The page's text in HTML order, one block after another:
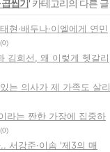
씹기 ' 카테고리의 다른 글
현·배두나·이엘에게 연민
(0)
김희선, 왜 이렇게 헷갈리
있는 의사가 제 가족도 살리
라는 짠한 가장에 집중하
(0)
서강준·이솜 '제3의 매